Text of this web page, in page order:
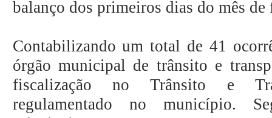
balanço dos primeiros dias do mês de
Contabilizando um total de 41
órgão municipal de trânsito e
fiscalização no Trânsito e
regulamentado no município.